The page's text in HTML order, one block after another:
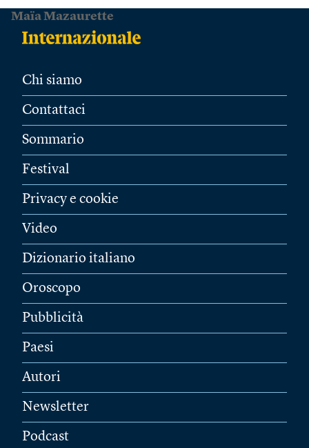
Maïa Mazaurette
Chi siamo
Contattaci
Sommario
Festival
Privacy e cookie
Video
Dizionario italiano
Oroscopo
Pubblicità
Paesi
Autori
Newsletter
Podcast